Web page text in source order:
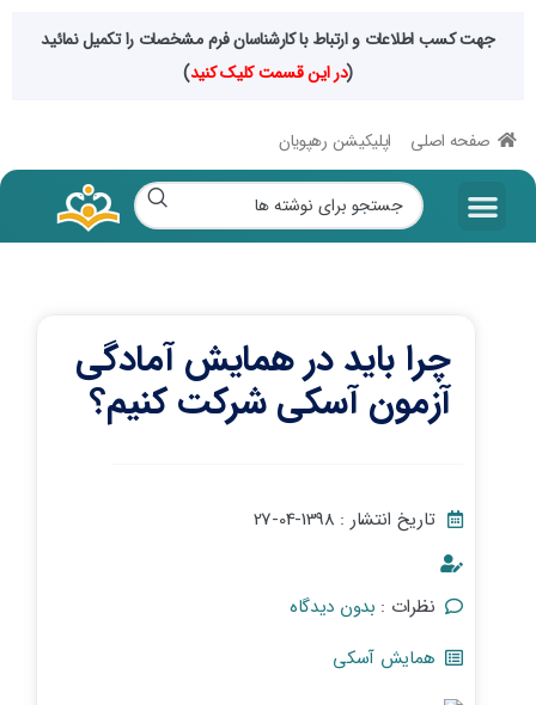
جهت کسب اطلاعات و ارتباط با کارشناسان فرم مشخصات را تکمیل نمائید
(در این قسمت کلیک کنید)
صفحه اصلی اپلیکیشن رهپویان
چرا باید در همایش آمادگی
آزمون آسکی شرکت کنیم؟
تاریخ انتشار : 1398-04-27
نظرات : بدون دیدگاه
همایش آسکی